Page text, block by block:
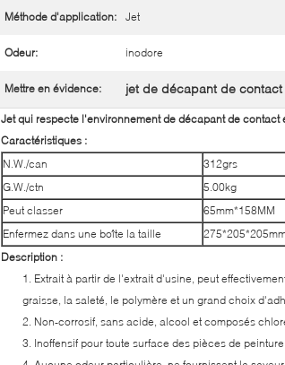
Méthode d'application: Jet
Odeur: inodore
Mettre en évidence: jet de décapant de
Jet qui respecte l'environnement de décapant de
Caractéristiques :
N.W./can
312grs
G.W./ctn
5.00kg
Peut classer
65mm*158MM
Enfermez dans une boîte la taille
Description :
1. Extrait à partir de l'extrait d'usine, peut
graisse, la saleté, le polymère et un grand choix
2. Non-corrosif, sans acide, alcool et composés
3. Inoffensif pour toute surface des pièces de